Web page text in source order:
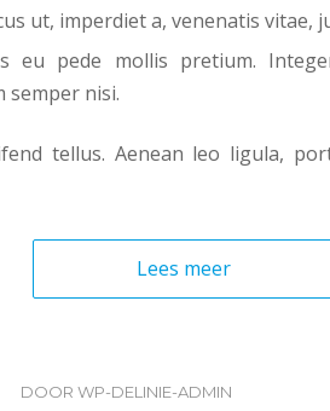
ut, imperdiet a, venenatis vitae,
eu pede mollis pretium.
semper nisi.
tellus. Aenean leo ligula,
Lees meer
DOOR WP-DELINIE-ADMIN